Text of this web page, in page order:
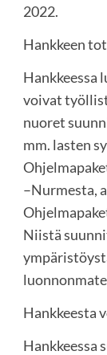
2022.
Hankkeen
Hankkeessa
voivat
nuoret
mm. lasten
–Nurmesta,
Niistä
Hankkeesta